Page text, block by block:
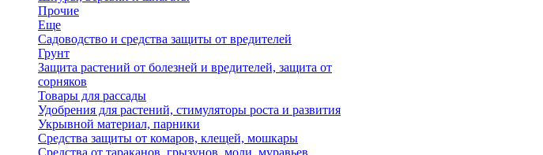
Прочие
Еще
Садоводство и средства защиты от вредителей
Грунт
Защита растений от болезней и вредителей, защита от
сорняков
Товары для рассады
Удобрения для растений, стимуляторы роста и развития
Укрывной материал, парники
Средства защиты от комаров, клещей, мошкары
Средства от тараканов, грызунов, моли, муравьев